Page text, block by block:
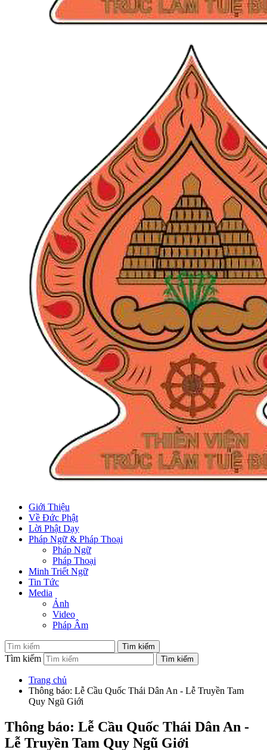
Giới Thiệu
Về Đức Phật
Lời Phật Dạy
Pháp Ngữ & Pháp Thoại
Pháp Ngữ
Pháp Thoại
Minh Triết Ngữ
Tin Tức
Media
Ảnh
Video
Pháp Âm
Tìm kiếm
Trang chủ
Thông báo: Lễ Cầu Quốc Thái Dân An - Lễ Truyền Tam
Quy Ngũ Giới
Thông báo: Lễ Cầu Quốc Thái Dân An -
Lễ Truyền Tam Quy Ngũ Giới